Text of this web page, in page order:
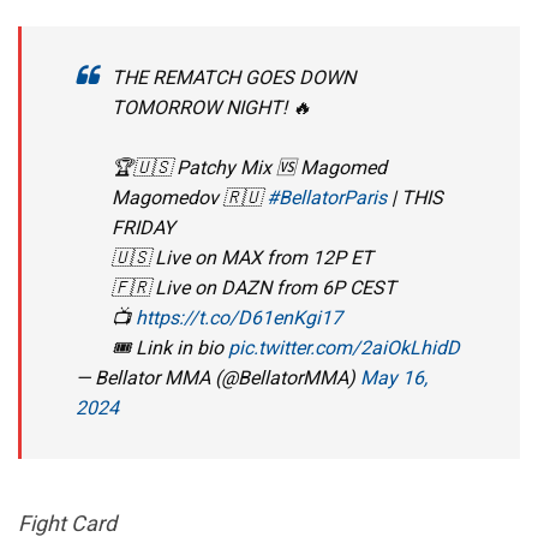
THE REMATCH GOES DOWN
TOMORROW NIGHT! 🔥
🏆🇺🇸 Patchy Mix 🆚 Magomed
Magomedov 🇷🇺#BellatorParis| THIS
FRIDAY
🇺🇸 Live on MAX from 12P ET
🇫🇷 Live on DAZN from 6P CEST
📺 https://t.co/D61enKgi17
🎟️ Link in bio pic.twitter.com/2aiOkLhidD
— Bellator MMA (@BellatorMMA) May 16,
2024
Fight Card